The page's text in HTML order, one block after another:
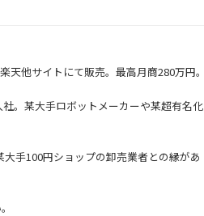
他サイトにて販売。最高月商280万円。
。某大手ロボットメーカーや某超有名化
手100円ショップの卸売業者との縁があ